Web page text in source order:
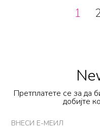
1
Претплатете се за да
добијте